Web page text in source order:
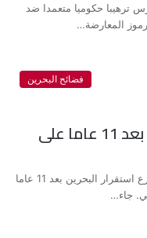
ترهيبا حكوميا متعمدا ضد
المعارضة…
فضائح البحرين
الاستبداد يزعزع استقرار البحرين بعد 11 عاما على
أكد حقوقيون وخبراء دوليون أن الاستبداد يزعزع استقرار البحرين بعد 11 عاما
جاء…